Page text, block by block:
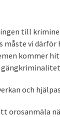
till
måste vi därför
kommer hit
och
orosanmäla